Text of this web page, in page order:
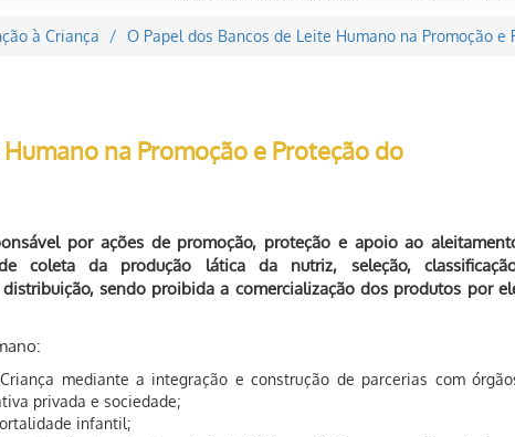
à Criança O Papel dos Bancos de Leite Humano na Promoção
na Promoção e Proteção do
por ações de promoção, proteção e apoio ao
coleta da produção lática da nutriz, seleção,
sendo proibida a comercialização dos produtos por
mediante a integração e construção de parcerias com
privada e sociedade;
infantil;